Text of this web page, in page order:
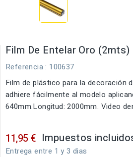
Film De Entelar Oro (2mts)
Referencia : 100637
Film de plástico para la decoración
adhiere fácilmente al modelo
640mm.Longitud: 2000mm. Video
11,95 € Impuestos
Entrega entre 1 y 3 dias